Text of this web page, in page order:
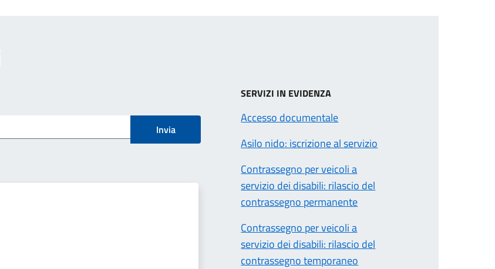
Invia
SERVIZI IN EVIDENZA
Accesso documentale
Asilo nido: iscrizione al servizio
Contrassegno per veicoli a
servizio dei disabili: rilascio del
contrassegno permanente
Contrassegno per veicoli a
servizio dei disabili: rilascio del
contrassegno temporaneo